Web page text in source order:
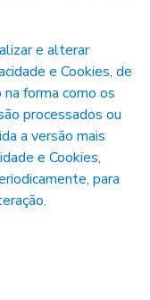
e alterar
e Cookies, de
forma como os
processados ou
a versão mais
e Cookies,
para